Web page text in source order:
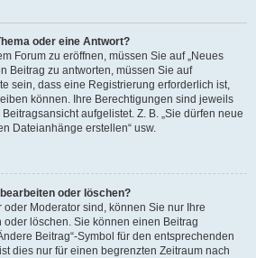
oder eine Antwort?
Forum zu eröffnen, müssen Sie auf „Neues
Beitrag zu antworten, müssen Sie auf
sein, dass eine Registrierung erforderlich ist,
können. Ihre Berechtigungen sind jeweils
aufgelistet. Z. B. „Sie dürfen neue
Dateianhänge erstellen“ usw.
oder löschen?
oder Moderator sind, können Sie nur Ihre
löschen. Sie können einen Beitrag
Beitrag“-Symbol für den entsprechenden
dies nur für einen begrenzten Zeitraum nach